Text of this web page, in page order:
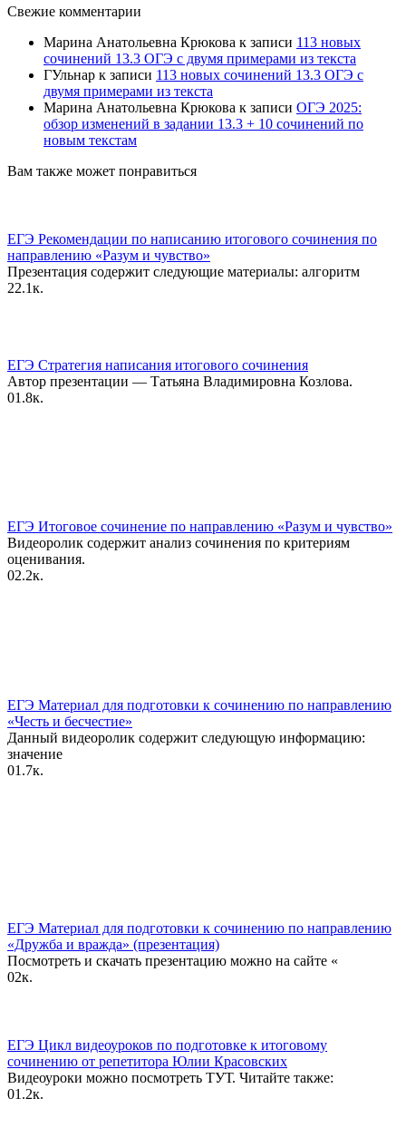
Свежие комментарии
Марина Анатольевна Крюкова к записи 113 новых
сочинений 13.3 ОГЭ с двумя примерами из текста
ГУльнар к записи 113 новых сочинений 13.3 ОГЭ с
двумя примерами из текста
Марина Анатольевна Крюкова к записи ОГЭ 2025:
обзор изменений в задании 13.3 + 10 сочинений по
новым текстам
Вам также может понравиться
ЕГЭ Рекомендации по написанию итогового сочинения по
направлению «Разум и чувство»
Презентация содержит следующие материалы: алгоритм
22.1к.
ЕГЭ Стратегия написания итогового сочинения
Автор презентации — Татьяна Владимировна Козлова.
01.8к.
ЕГЭ Итоговое сочинение по направлению «Разум и чувство»
Видеоролик содержит анализ сочинения по критериям
оценивания.
02.2к.
ЕГЭ Материал для подготовки к сочинению по направлению
«Честь и бесчестие»
Данный видеоролик содержит следующую информацию:
значение
01.7к.
ЕГЭ Материал для подготовки к сочинению по направлению
«Дружба и вражда» (презентация)
Посмотреть и скачать презентацию можно на сайте «
02к.
ЕГЭ Цикл видеоуроков по подготовке к итоговому
сочинению от репетитора Юлии Красовских
Видеоуроки можно посмотреть ТУТ. Читайте также:
01.2к.